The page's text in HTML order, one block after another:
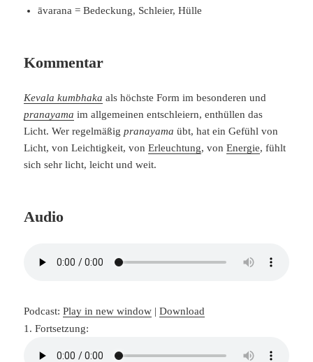
āvarana = Bedeckung, Schleier, Hülle
Kommentar
Kevala kumbhaka als höchste Form im besonderen und
pranayama im allgemeinen entschleiern, enthüllen das
Licht. Wer regelmäßigpranayama übt, hat ein Gefühl von
Licht, von Leichtigkeit, vonErleuchtung, vonEnergie, fühlt
sich sehr licht, leicht und weit.
Audio
Podcast:Play in new window |Download
1. Fortsetzung: